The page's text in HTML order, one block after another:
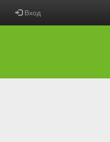
Вход